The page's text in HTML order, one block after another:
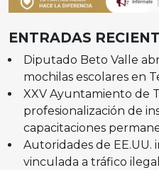
ENTRADAS
Diputado Beto Valle
mochilas escolares en
XXV Ayuntamiento de
profesionalización de
capacitaciones
Autoridades de
vinculada a tráfico